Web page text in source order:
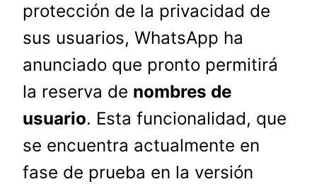
protección de la privacidad de
sus usuarios, WhatsApp ha
anunciado que pronto permitirá
la reserva de nombres de
usuario. Esta funcionalidad, que
se encuentra actualmente en
fase de prueba en la versión